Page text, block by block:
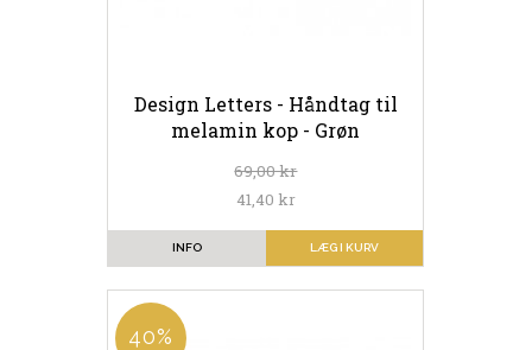
Design Letters - Håndtag til
melamin kop - Grøn
69,00 kr
41,40 kr
LÆG I KURV
INFO
40%